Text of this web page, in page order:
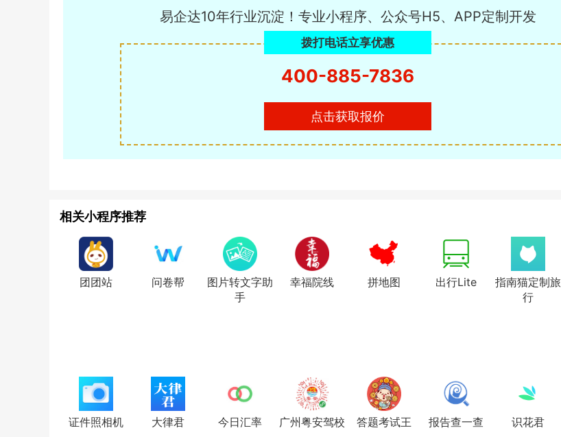
易企达10年行业沉淀！专业小程序、公众号H5、APP定制开发
拨打电话立享优惠
400-885-7836
点击获取报价
相关小程序推荐
团团站 问卷帮
图片转文字助
手
幸福院线 拼地图 出行Lite
指南猫定制旅
行
证件照相机 大律君 今日汇率 广州粤安驾校 答题考试王 报告查一查 识花君